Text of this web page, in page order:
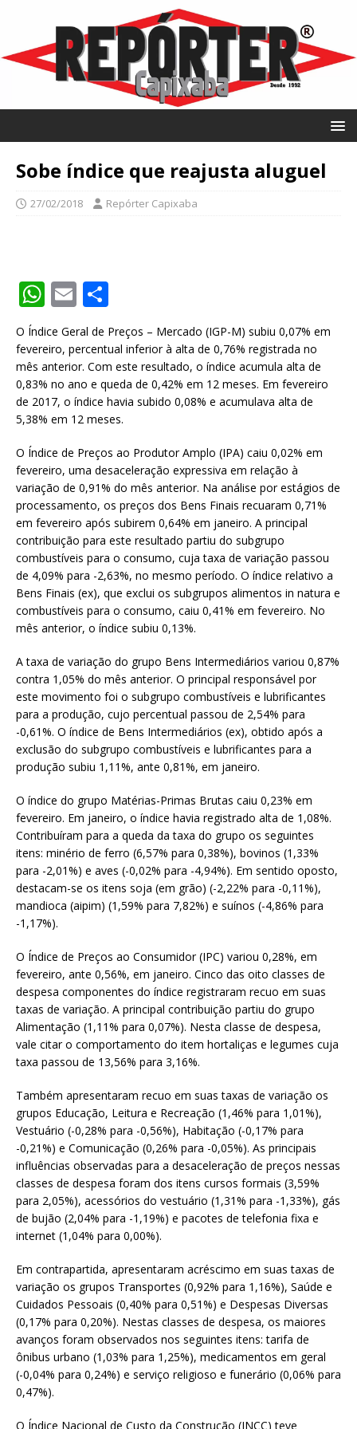
Sobe índice que reajusta aluguel
27/02/2018 Repórter Capixaba
W
h
at
s
A
p
p
E
m
ai
l
h
ar
e
O Índice Geral de Preços – Mercado (IGP-M) subiu 0,07% em
fevereiro, percentual inferior à alta de 0,76% registrada no
mês anterior. Com este resultado, o índice acumula alta de
0,83% no ano e queda de 0,42% em 12 meses. Em fevereiro
de 2017, o índice havia subido 0,08% e acumulava alta de
5,38% em 12 meses.
O Índice de Preços ao Produtor Amplo (IPA) caiu 0,02% em
fevereiro, uma desaceleração expressiva em relação à
variação de 0,91% do mês anterior. Na análise por estágios de
processamento, os preços dos Bens Finais recuaram 0,71%
em fevereiro após subirem 0,64% em janeiro. A principal
contribuição para este resultado partiu do subgrupo
combustíveis para o consumo, cuja taxa de variação passou
de 4,09% para -2,63%, no mesmo período. O índice relativo a
Bens Finais (ex), que exclui os subgrupos alimentos in natura e
combustíveis para o consumo, caiu 0,41% em fevereiro. No
mês anterior, o índice subiu 0,13%.
A taxa de variação do grupo Bens Intermediários variou 0,87%
contra 1,05% do mês anterior. O principal responsável por
este movimento foi o subgrupo combustíveis e lubrificantes
para a produção, cujo percentual passou de 2,54% para
-0,61%. O índice de Bens Intermediários (ex), obtido após a
exclusão do subgrupo combustíveis e lubrificantes para a
produção subiu 1,11%, ante 0,81%, em janeiro.
O índice do grupo Matérias-Primas Brutas caiu 0,23% em
fevereiro. Em janeiro, o índice havia registrado alta de 1,08%.
Contribuíram para a queda da taxa do grupo os seguintes
itens: minério de ferro (6,57% para 0,38%), bovinos (1,33%
para -2,01%) e aves (-0,02% para -4,94%). Em sentido oposto,
destacam-se os itens soja (em grão) (-2,22% para -0,11%),
mandioca (aipim) (1,59% para 7,82%) e suínos (-4,86% para
-1,17%).
O Índice de Preços ao Consumidor (IPC) variou 0,28%, em
fevereiro, ante 0,56%, em janeiro. Cinco das oito classes de
despesa componentes do índice registraram recuo em suas
taxas de variação. A principal contribuição partiu do grupo
Alimentação (1,11% para 0,07%). Nesta classe de despesa,
vale citar o comportamento do item hortaliças e legumes cuja
taxa passou de 13,56% para 3,16%.
Também apresentaram recuo em suas taxas de variação os
grupos Educação, Leitura e Recreação (1,46% para 1,01%),
Vestuário (-0,28% para -0,56%), Habitação (-0,17% para
-0,21%) e Comunicação (0,26% para -0,05%). As principais
influências observadas para a desaceleração de preços nessas
classes de despesa foram dos itens cursos formais (3,59%
para 2,05%), acessórios do vestuário (1,31% para -1,33%), gás
de bujão (2,04% para -1,19%) e pacotes de telefonia fixa e
internet (1,04% para 0,00%).
Em contrapartida, apresentaram acréscimo em suas taxas de
variação os grupos Transportes (0,92% para 1,16%), Saúde e
Cuidados Pessoais (0,40% para 0,51%) e Despesas Diversas
(0,17% para 0,20%). Nestas classes de despesa, os maiores
avanços foram observados nos seguintes itens: tarifa de
ônibus urbano (1,03% para 1,25%), medicamentos em geral
(-0,04% para 0,24%) e serviço religioso e funerário (0,06% para
0,47%).
O Índice Nacional de Custo da Construção (INCC) teve